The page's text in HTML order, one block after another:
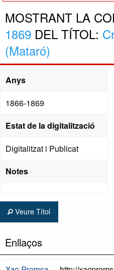
MOSTRANT LA
1869 DEL TÍTOL:
(Mataró)
Anys
1866-1869
Estat de la digitalització
Digitalitzat i Publicat
Notes
Veure Títol
Enllaços